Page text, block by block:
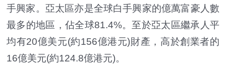
手興家。亞太區亦是全球白手興家的億萬富豪人數
最多的地區，佔全球81.4%。至於亞太區繼承人平
均有20億美元(約156億港元)財產，高於創業者的
16億美元(約124.8億港元)。